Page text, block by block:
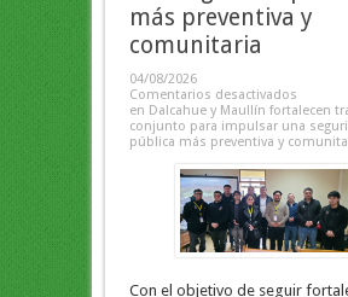
más preventiva y
comunitaria
04/08/2026
Comentarios desactivados
en Dalcahue y Maullín fortalecen
conjunto para impulsar una
pública más preventiva y
Con el objetivo de seguir